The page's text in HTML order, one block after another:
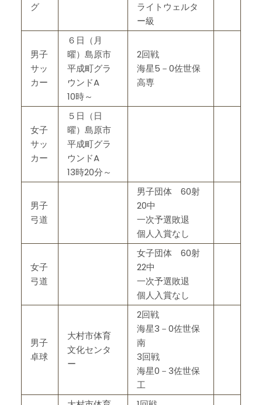
グ
ライトウェルタ
ー級
男子
サッ
カー
６日（月
曜）島原市
平成町グラ
ウンドA
10時～
2回戦
海星5－0佐世保
高専
女子
サッ
カー
５日（日
曜）島原市
平成町グラ
ウンドA
13時20分～
男子
弓道
男子団体 60射
20中
一次予選敗退
個人入賞なし
女子
弓道
女子団体 60射
22中
一次予選敗退
個人入賞なし
男子
卓球
大村市体育
文化センタ
ー
2回戦
海星3－0佐世保
南
3回戦
海星0－3佐世保
工